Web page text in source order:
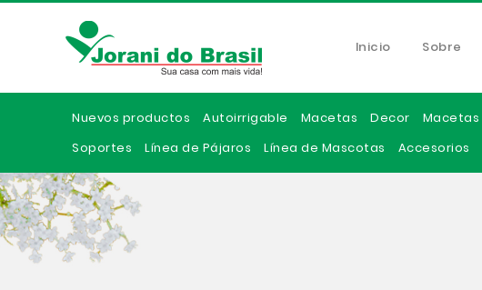
Inicio Sobre
Nuevos productos Autoirrigable Macetas Decor Macetas
Soportes
Línea de Pájaros Línea de Mascotas Accesorios